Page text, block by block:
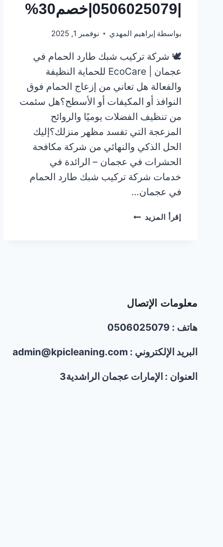
|0506025079|خصم30%
بواسطة إبراهيم المهدي نوفمبر 1, 2025
🕊️ شركة تركيب شبك طارد الحمام في
عجمان | EcoCare للحماية النظيفة
والفعالة هل تعاني من إزعاج الحمام فوق
النوافذ أو المكيفات أو الأسطح؟هل سئمت
من تنظيف الفضلات يوميًا والروائح
المزعجة التي تفسد مظهر منزلك؟إليك
الحل الذكي والنهائي من شركة مكافحة
الحشرات في عجمان – الرائدة في
خدمات شركة تركيب شبك طارد الحمام
في عجمان…
إقرأ المزيد شركة
خصم30%
معلومات الإتصال
هاتف : 0506025079
البريد الإلكتروني : admin@kpicleaning.com
العنوان : الإمارات عجمان الراشدية3